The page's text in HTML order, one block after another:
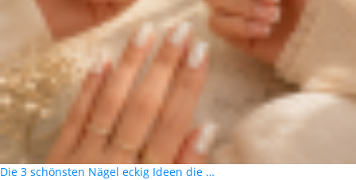
Die 3 schönsten Nägel eckig Ideen die …